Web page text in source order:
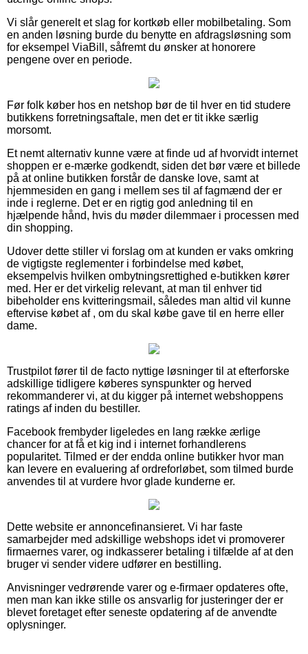
Vi slår generelt et slag for kortkøb eller mobilbetaling. Som
en anden løsning burde du benytte en afdragsløsning som
for eksempel ViaBill, såfremt du ønsker at honorere
pengene over en periode.
Før folk køber hos en netshop bør de til hver en tid studere
butikkens forretningsaftale, men det er tit ikke særlig
morsomt.
Et nemt alternativ kunne være at finde ud af hvorvidt internet
shoppen er e-mærke godkendt, siden det bør være et billede
på at online butikken forstår de danske love, samt at
hjemmesiden en gang i mellem ses til af fagmænd der er
inde i reglerne. Det er en rigtig god anledning til en
hjælpende hånd, hvis du møder dilemmaer i processen med
din shopping.
Udover dette stiller vi forslag om at kunden er vaks omkring
de vigtigste reglementer i forbindelse med købet,
eksempelvis hvilken ombytningsrettighed e-butikken kører
med. Her er det virkelig relevant, at man til enhver tid
bibeholder ens kvitteringsmail, således man altid vil kunne
eftervise købet af , om du skal købe gave til en herre eller
dame.
Trustpilot fører til de facto nyttige løsninger til at efterforske
adskillige tidligere køberes synspunkter og herved
rekommanderer vi, at du kigger på internet webshoppens
ratings af inden du bestiller.
Facebook frembyder ligeledes en lang række ærlige
chancer for at få et kig ind i internet forhandlerens
popularitet. Tilmed er der endda online butikker hvor man
kan levere en evaluering af ordreforløbet, som tilmed burde
anvendes til at vurdere hvor glade kunderne er.
Dette website er annoncefinansieret. Vi har faste
samarbejder med adskillige webshops idet vi promoverer
firmaernes varer, og indkasserer betaling i tilfælde af at den
bruger vi sender videre udfører en bestilling.
Anvisninger vedrørende varer og e-firmaer opdateres ofte,
men man kan ikke stille os ansvarlig for justeringer der er
blevet foretaget efter seneste opdatering af de anvendte
oplysninger.